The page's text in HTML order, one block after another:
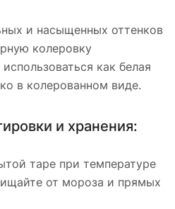
и насыщенных оттенков
колеровку
как белая
в колерованном виде.
и хранения:
таре при температуре
от мороза и прямых